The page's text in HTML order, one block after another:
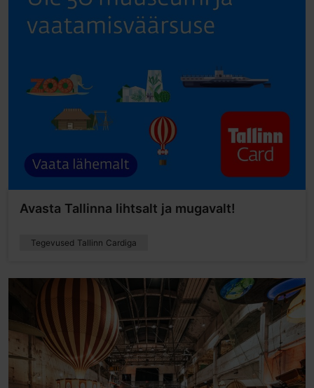
Avasta Tallinna lihtsalt ja mugavalt!
Tegevused Tallinn Cardiga